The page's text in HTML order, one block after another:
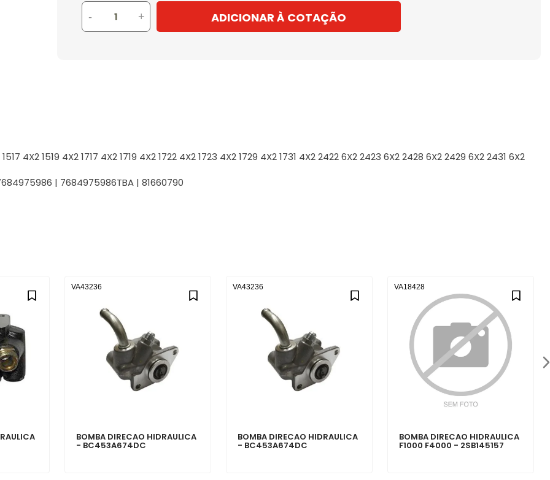
- + ADICIONAR À COTAÇÃO
4X2 1519 4X2 1717 4X2 1719 4X2 1722 4X2 1723 4X2 1729 4X2 1731 4X2 2422 6X2 2423 6X2 2428 6X2 2429 6X2 2431 6X2
| 7684975986TBA | 81660790
BOMBA DIRECAO HIDRAULICA
- BC453A674DC
VA43236
BOMBA DIRECAO HIDRAULICA
- BC453A674DC
VA43236
BOMBA DIRECAO HIDRAULICA
F1000 F4000 - 2SB145157
VA18428